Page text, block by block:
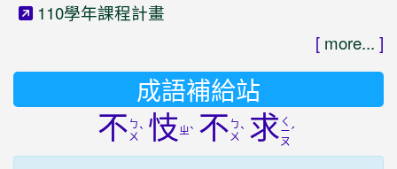
110學年課程計畫
[ more... ]
成語補給站
不 ㄅ
ㄨˋ 忮ㄓˋ 不 ㄅ
ㄨˋ 求 ㄑ
ㄧ
ㄡ
ˊ